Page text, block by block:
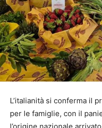
L’italianità si conferma il
per le famiglie, con il